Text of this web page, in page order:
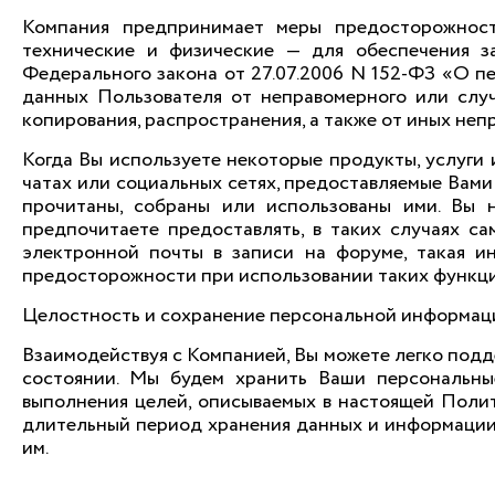
Компания предпринимает меры
технические и физические — для обеспечения
Федерального закона от 27.07.2006 N 152-ФЗ «О
данных Пользователя от неправомерного или
копирования, распространения, а также от иных
Когда Вы используете некоторые продукты,
чатах или социальных сетях, предоставляемые
прочитаны, собраны или использованы ими. Вы
предпочитаете предоставлять, в таких случаях
электронной почты в записи на форуме, такая
предосторожности при использовании таких
Целостность и сохранение персональной
Взаимодействуя с Компанией, Вы можете легко
состоянии. Мы будем хранить Ваши
выполнения целей, описываемых в настоящей
длительный период хранения данных и
им.